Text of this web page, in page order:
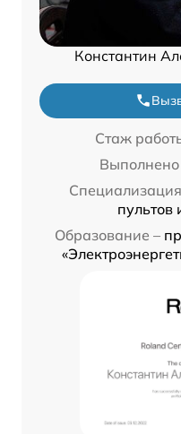
Константин
Стаж
Выполнено
пультов
Образование –